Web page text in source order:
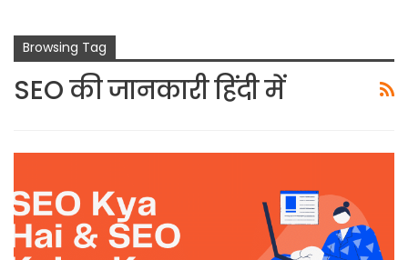
Browsing Tag
SEO की जानकारी हिंदी में